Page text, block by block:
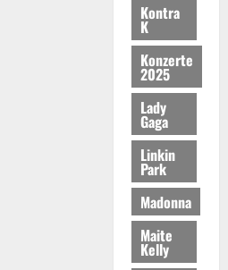
Kontra
K
Konzerte
2025
Lady
Gaga
Linkin
Park
Madonna
Maite
Kelly